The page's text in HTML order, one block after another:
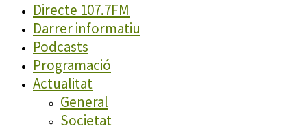
Directe 107.7FM
Darrer informatiu
Podcasts
Programació
Actualitat
General
Societat